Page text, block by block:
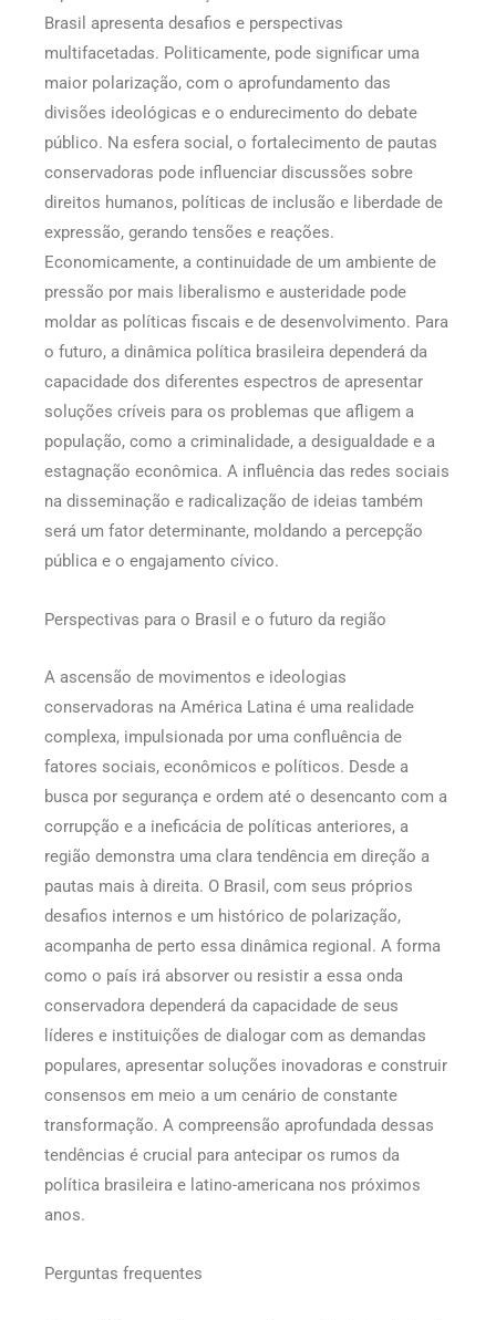
Brasil apresenta desafios e perspectivas
multifacetadas. Politicamente, pode significar uma
maior polarização, com o aprofundamento das
divisões ideológicas e o endurecimento do debate
público. Na esfera social, o fortalecimento de pautas
conservadoras pode influenciar discussões sobre
direitos humanos, políticas de inclusão e liberdade de
expressão, gerando tensões e reações.
Economicamente, a continuidade de um ambiente de
pressão por mais liberalismo e austeridade pode
moldar as políticas fiscais e de desenvolvimento. Para
o futuro, a dinâmica política brasileira dependerá da
capacidade dos diferentes espectros de apresentar
soluções críveis para os problemas que afligem a
população, como a criminalidade, a desigualdade e a
estagnação econômica. A influência das redes sociais
na disseminação e radicalização de ideias também
será um fator determinante, moldando a percepção
pública e o engajamento cívico.
Perspectivas para o Brasil e o futuro da região
A ascensão de movimentos e ideologias
conservadoras na América Latina é uma realidade
complexa, impulsionada por uma confluência de
fatores sociais, econômicos e políticos. Desde a
busca por segurança e ordem até o desencanto com a
corrupção e a ineficácia de políticas anteriores, a
região demonstra uma clara tendência em direção a
pautas mais à direita. O Brasil, com seus próprios
desafios internos e um histórico de polarização,
acompanha de perto essa dinâmica regional. A forma
como o país irá absorver ou resistir a essa onda
conservadora dependerá da capacidade de seus
líderes e instituições de dialogar com as demandas
populares, apresentar soluções inovadoras e construir
consensos em meio a um cenário de constante
transformação. A compreensão aprofundada dessas
tendências é crucial para antecipar os rumos da
política brasileira e latino-americana nos próximos
anos.
Perguntas frequentes